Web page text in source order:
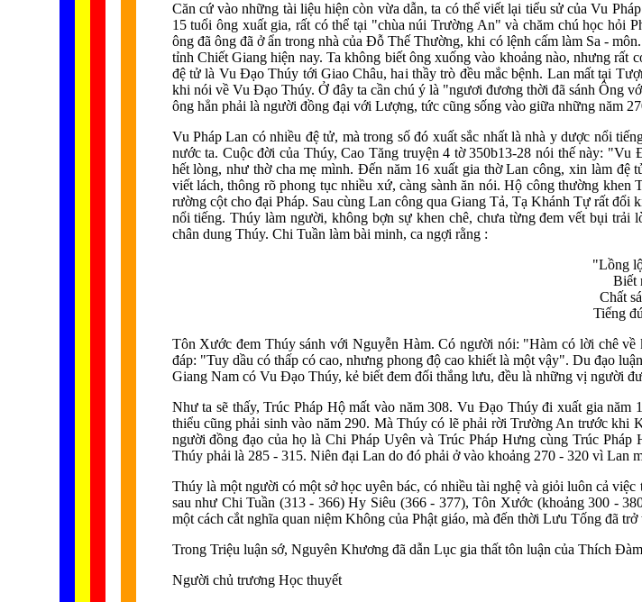
Căn cứ vào những tài liệu hiện còn vừa dẫn, ta có thể viết lại tiểu sử của Vu
15 tuổi ông xuất gia, rất có thể tại "chùa núi Trường An" và chăm chú học hỏi
ông đã ông đã ở ẩn trong nhà của Đỗ Thế Thường, khi có lệnh cấm làm Sa -
tỉnh Chiết Giang hiện nay. Ta không biết ông xuống vào khoảng nào, nhưng
đệ tử là Vu Đạo Thúy tới Giao Châu, hai thầy trò đều mắc bệnh. Lan mất tại
khi nói về Vu Đạo Thúy. Ở đây ta cần chú ý là "ngươi đương thời đã sánh
ông hẳn phải là người đồng đại với Lượng, tức cũng sống vào giữa những năm
Vu Pháp Lan có nhiều đệ tử, mà trong số đó xuất sắc nhất là nhà y dược nổi
nước ta. Cuộc đời của Thúy, Cao Tăng truyện 4 tờ 350b13-28 nói thế này:
hết lòng, như thờ cha mẹ mình. Đến năm 16 xuất gia thờ Lan công, xin làm
viết lách, thông rõ phong tục nhiều xứ, càng sành ăn nói. Hộ công thường
rường cột cho đại Pháp. Sau cùng Lan công qua Giang Tả, Tạ Khánh Tự rất
nổi tiếng. Thúy làm người, không bợn sự khen chê, chưa từng đem vết bụi
chân dung Thúy. Chi Tuần làm bài minh, ca ngợi rằng :
"Lồng
Biết
Chất
Tiếng
Tôn Xước đem Thúy sánh với Nguyễn Hàm. Có người nói: "Hàm có lời chê
đáp: "Tuy dầu có thấp có cao, nhưng phong độ cao khiết là một vậy". Du đạo
Giang Nam có Vu Đạo Thúy, kẻ biết đem đối thắng lưu, đều là những vị người
Như ta sẽ thấy, Trúc Pháp Hộ mất vào năm 308. Vu Đạo Thúy đi xuất gia
thiểu cũng phải sinh vào năm 290. Mà Thúy có lẽ phải rời Trường An trước
người đồng đạo của họ là Chi Pháp Uyên và Trúc Pháp Hưng cùng Trúc
Thúy phải là 285 - 315. Niên đại Lan do đó phải ở vào khoảng 270 - 320 vì Lan
Thúy là một người có một sở học uyên bác, có nhiều tài nghệ và giỏi luôn cả
sau như Chi Tuần (313 - 366) Hy Siêu (366 - 377), Tôn Xước (khoảng 300 -
một cách cắt nghĩa quan niệm Không của Phật giáo, mà đến thời Lưu Tống đã
Trong Triệu luận sớ, Nguyên Khương đã dẫn Lục gia thất tôn luận của Thích
Người chủ trương Học thuyết